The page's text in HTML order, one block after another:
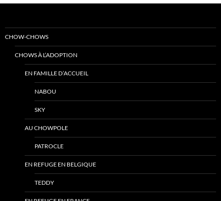
CHOW-CHOWS
CHOWS À L’ADOPTION
EN FAMILLE D’ACCUEIL
NABOU
SKY
AU CHOWPOLE
PATROCLE
EN REFUGE EN BELGIQUE
TEDDY